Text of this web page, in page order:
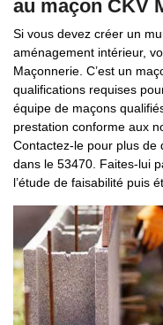
au maçon CKV
Si vous devez créer un
aménagement intérieur,
Maçonnerie. C’est un
qualifications requises
équipe de maçons
prestation conforme aux
Contactez-le pour plus de
dans le 53470. Faites-lui
l’étude de faisabilité puis